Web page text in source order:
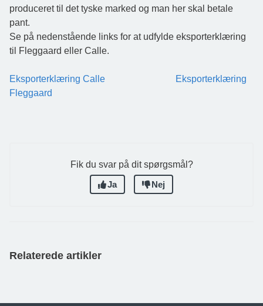
produceret til det tyske marked og man her skal betale
pant.
Se på nedenstående links for at udfylde eksporterklæring
til Fleggaard eller Calle.
Eksporterklæring Calle
Eksporterklæring
Fleggaard
Fik du svar på dit spørgsmål?
Ja
Nej
Relaterede artikler